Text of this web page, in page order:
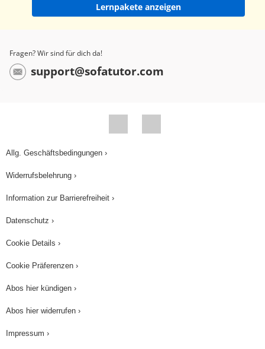
Lernpakete anzeigen
Fragen? Wir sind für dich da!
support@sofatutor.com
Allg. Geschäftsbedingungen ›
Widerrufsbelehrung ›
Information zur Barrierefreiheit ›
Datenschutz ›
Cookie Details ›
Cookie Präferenzen ›
Abos hier kündigen ›
Abos hier widerrufen ›
Impressum ›